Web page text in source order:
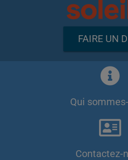
FAIRE UN
Qui
Contactez-